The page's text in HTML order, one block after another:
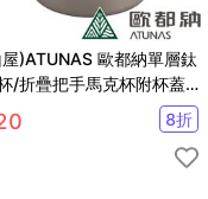
)ATUNAS 歐都納單層鈦
/折疊把手馬克杯附杯蓋
8折